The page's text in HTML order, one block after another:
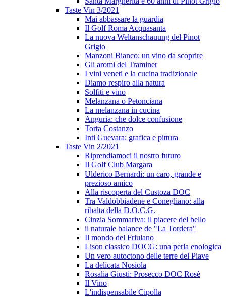
Taste Vin 3/2021
Mai abbassare la guardia
Il Golf Roma Acquasanta
La nuova Weltanschauung del Pinot
Grigio
Manzoni Bianco: un vino da scoprire
Gli aromi del Traminer
I vini veneti e la cucina tradizionale
Diamo respiro alla natura
Solfiti e vino
Melanzana o Petonciana
La melanzana in cucina
Anguria: che dolce confusione
Torta Costanzo
Inti Guevara: grafica e pittura
Taste Vin 2/2021
Riprendiamoci il nostro futuro
Il Golf Club Margara
Ulderico Bernardi: un caro, grande e
prezioso amico
Alla riscoperta del Custoza DOC
Tra Valdobbiadene e Conegliano: alla
ribalta della D.O.C.G.
Cinzia Sommariva: il piacere del bello
il naturale balance de "La Tordera"
Il mondo del Friulano
Lison classico DOCG: una perla enologica
Un vero autoctono delle terre del Piave
La delicata Nosiola
Rosalia Giusti: Prosecco DOC Rosè
Il Vino
L'indispensabile Cipolla